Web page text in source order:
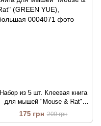
Набор из 5 шт. Клеевая книга
для мышей "Mouse & Rat"
(GREEN YUE), большая
175 грн 200 грн